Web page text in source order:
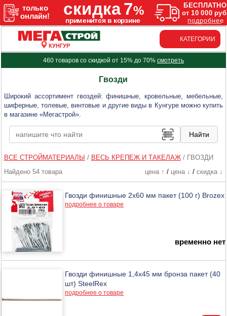
КУНГУР
КАТЕГОРИИ
460 товаров со скидкой от 15% до 70% смотреть
Гвозди
Широкий ассортимент гвоздей: финишные, кровельные, мебельные,
шиферные, толевые, винтовые и другие виды в Кунгуре можно купить
в магазине «Мегастрой».
ВСЕ СТРОЙМАТЕРИАЛЫ / ВЕСЬ КРЕПЕЖ И ТАКЕЛАЖ/ ГВОЗДИ
Найдено 54 товара
цена ↑ / цена ↓ / скидка ↓
Гвозди финишные 2х60 мм пакет (100 г) Brozex
подробнее о товаре
временно нет
Гвозди финишные 1,4х45 мм бронза пакет (40
шт) SteelRex
подробнее о товаре